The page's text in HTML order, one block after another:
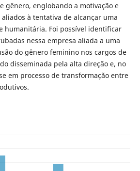
gênero, englobando a motivação e
à tentativa de alcançar uma
humanitária. Foi possível identificar
nessa empresa aliada a uma
do gênero feminino nos cargos de
disseminada pela alta direção e, no
em processo de transformação entre